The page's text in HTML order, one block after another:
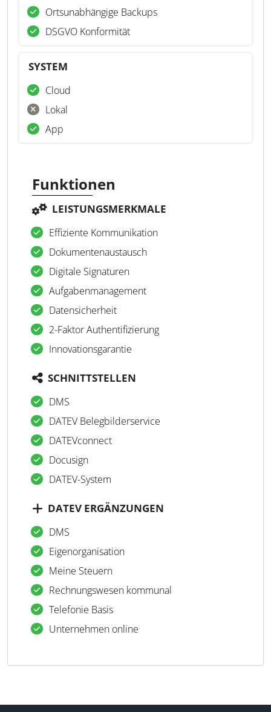
Ortsunabhängige Backups
DSGVO Konformität
SYSTEM
Cloud
Lokal
App
Funktionen
LEISTUNGSMERKMALE
Effiziente Kommunikation
Dokumentenaustausch
Digitale Signaturen
Aufgabenmanagement
Datensicherheit
2-Faktor Authentifizierung
Innovationsgarantie
SCHNITTSTELLEN
DMS
DATEV Belegbilderservice
DATEVconnect
Docusign
DATEV-System
DATEV ERGÄNZUNGEN
DMS
Eigenorganisation
Meine Steuern
Rechnungswesen kommunal
Telefonie Basis
Unternehmen online